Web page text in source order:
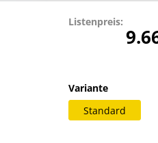
Listenpreis:
Variante
Standard